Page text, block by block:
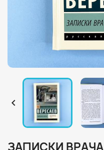

ЗАПИСКИ ВРАЧА